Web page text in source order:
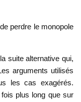
perdre le monopole
suite alternative qui,
arguments utilisés
les cas exagérés.
plus long que sur